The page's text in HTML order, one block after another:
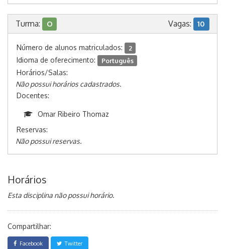
Turma: O Vagas: 10
Número de alunos matriculados: 2
Idioma de oferecimento: Português
Horários/Salas:
Não possui horários cadastrados.
Docentes:
Omar Ribeiro Thomaz
Reservas:
Não possui reservas.
Horários
Esta disciplina não possui horário.
Compartilhar:
Facebook Twitter